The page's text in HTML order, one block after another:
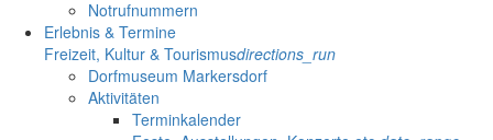
Notrufnummern
Erlebnis & Termine
Freizeit, Kultur & Tourismusdirections_run
Dorfmuseum Markersdorf
Aktivitäten
Terminkalender